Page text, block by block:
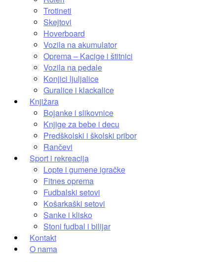
Trotineti
Skejtovi
Hoverboard
Vozila na akumulator
Oprema – Kacige i štitnici
Vozila na pedale
Konjici ljuljalice
Guralice i klackalice
Knjižara
Bojanke i slikovnice
Knjige za bebe i decu
Predškolski i školski pribor
Rančevi
Sport i rekreacija
Lopte i gumene igračke
Fitnes oprema
Fudbalski setovi
Košarkaški setovi
Sanke i klisko
Stoni fudbal i bilijar
Kontakt
O nama